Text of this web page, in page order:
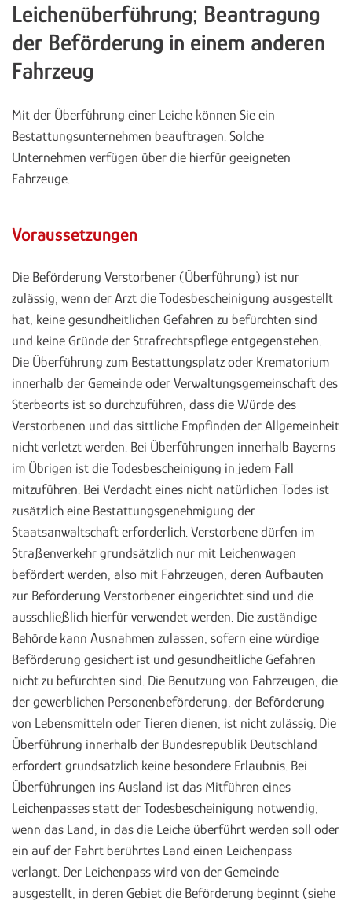
Leichenüberführung; Beantragung
der Beförderung in einem anderen
Fahrzeug
Mit der Überführung einer Leiche können Sie ein
Bestattungsunternehmen beauftragen. Solche
Unternehmen verfügen über die hierfür geeigneten
Fahrzeuge.
Voraussetzungen
Die Beförderung Verstorbener (Überführung) ist nur
zulässig, wenn der Arzt die Todesbescheinigung ausgestellt
hat, keine gesundheitlichen Gefahren zu befürchten sind
und keine Gründe der Strafrechtspflege entgegenstehen.
Die Überführung zum Bestattungsplatz oder Krematorium
innerhalb der Gemeinde oder Verwaltungsgemeinschaft des
Sterbeorts ist so durchzuführen, dass die Würde des
Verstorbenen und das sittliche Empfinden der Allgemeinheit
nicht verletzt werden. Bei Überführungen innerhalb Bayerns
im Übrigen ist die Todesbescheinigung in jedem Fall
mitzuführen. Bei Verdacht eines nicht natürlichen Todes ist
zusätzlich eine Bestattungsgenehmigung der
Staatsanwaltschaft erforderlich. Verstorbene dürfen im
Straßenverkehr grundsätzlich nur mit Leichenwagen
befördert werden, also mit Fahrzeugen, deren Aufbauten
zur Beförderung Verstorbener eingerichtet sind und die
ausschließlich hierfür verwendet werden. Die zuständige
Behörde kann Ausnahmen zulassen, sofern eine würdige
Beförderung gesichert ist und gesundheitliche Gefahren
nicht zu befürchten sind. Die Benutzung von Fahrzeugen, die
der gewerblichen Personenbeförderung, der Beförderung
von Lebensmitteln oder Tieren dienen, ist nicht zulässig. Die
Überführung innerhalb der Bundesrepublik Deutschland
erfordert grundsätzlich keine besondere Erlaubnis. Bei
Überführungen ins Ausland ist das Mitführen eines
Leichenpasses statt der Todesbescheinigung notwendig,
wenn das Land, in das die Leiche überführt werden soll oder
ein auf der Fahrt berührtes Land einen Leichenpass
verlangt. Der Leichenpass wird von der Gemeinde
ausgestellt, in deren Gebiet die Beförderung beginnt (siehe